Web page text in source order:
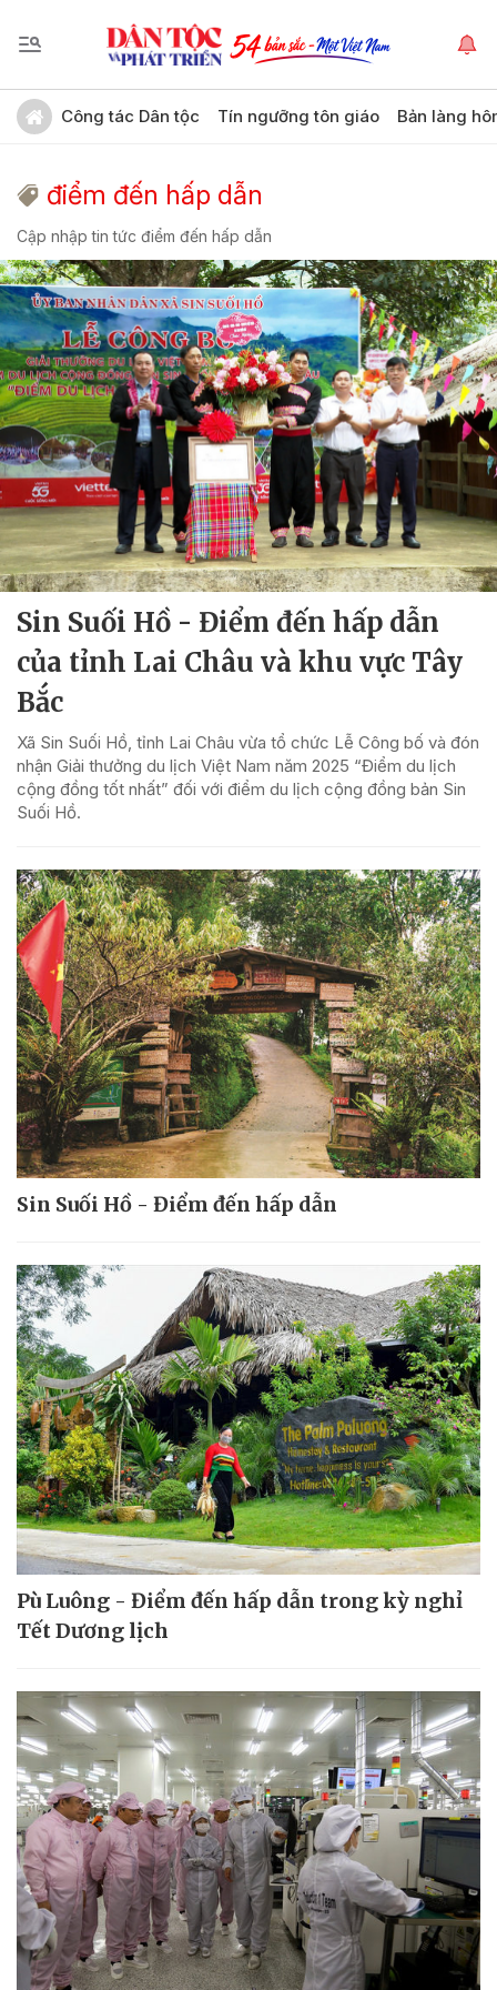
Công tác Dân tộc Tín ngưỡng tôn giáo Bản làng
điểm đến hấp dẫn
Cập nhập tin tức điểm đến hấp dẫn
Sin Suối Hồ - Điểm đến hấp dẫn
của tỉnh Lai Châu và khu vực Tây
Bắc
Xã Sin Suối Hồ, tỉnh Lai Châu vừa tổ chức Lễ Công bố và đón
nhận Giải thưởng du lịch Việt Nam năm 2025 “Điểm du lịch
cộng đồng tốt nhất” đối với điểm du lịch cộng đồng bản Sin
Suối Hồ.
Sin Suối Hồ - Điểm đến hấp dẫn
Pù Luông - Điểm đến hấp dẫn trong kỳ nghỉ
Tết Dương lịch